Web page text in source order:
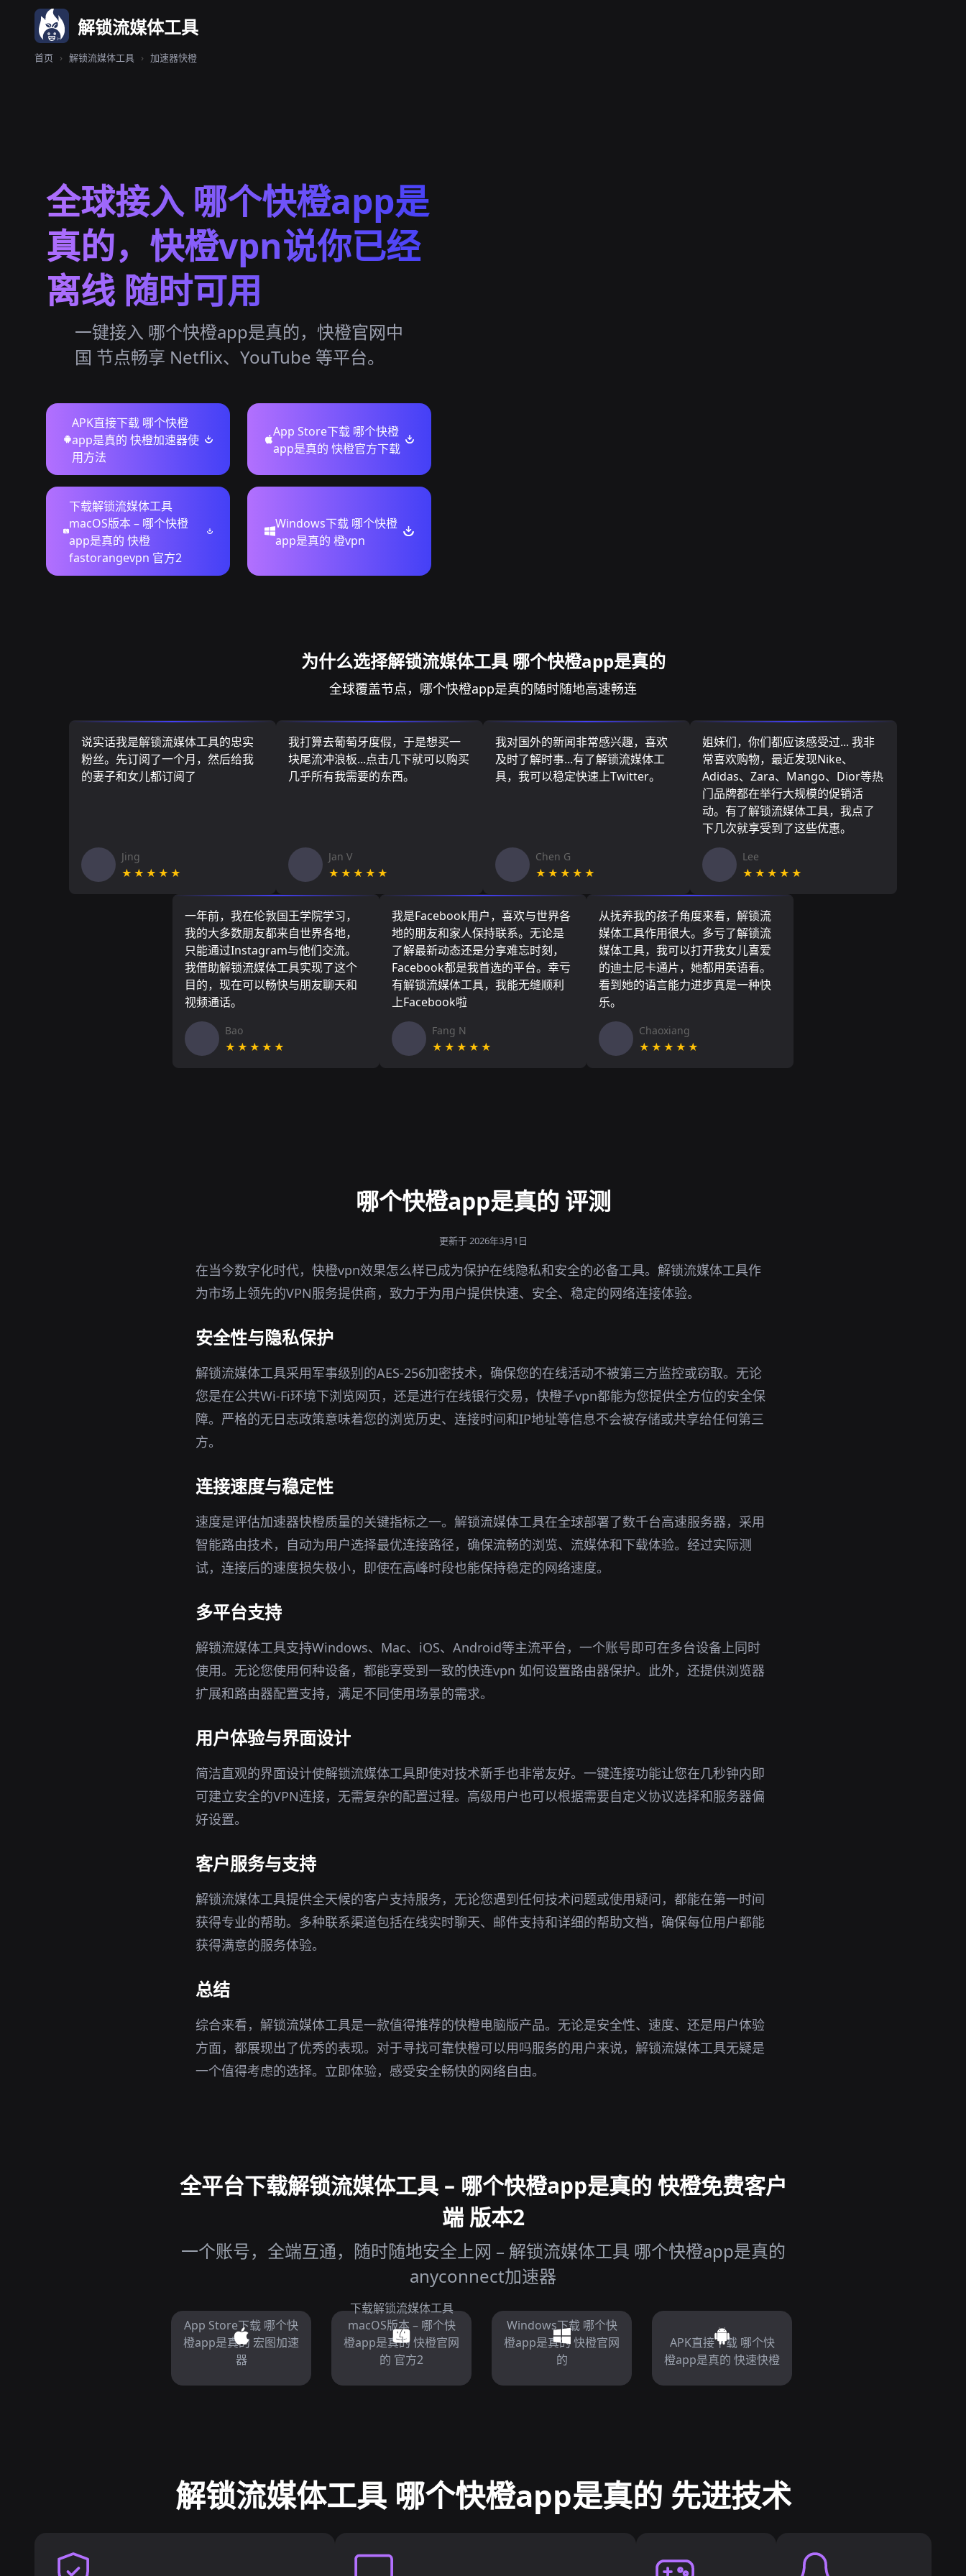
解锁流媒体工具
首页 › 解锁流媒体工具 › 加速器快橙
全球接入 哪个快橙app是
真的，快橙vpn说你已经
离线 随时可用
一键接入 哪个快橙app是真的，快橙官网中
国 节点畅享 Netflix、YouTube 等平台。
APK直接下载 哪个快橙
app是真的 快橙加速器使
用方法
App Store下载 哪个快橙
app是真的 快橙官方下载
下载解锁流媒体工具
macOS版本 – 哪个快橙
app是真的 快橙
fastorangevpn 官方2
Windows下载 哪个快橙
app是真的 橙vpn
为什么选择解锁流媒体工具 哪个快橙app是真的
全球覆盖节点，哪个快橙app是真的随时随地高速畅连
说实话我是解锁流媒体工具的忠实
粉丝。先订阅了一个月，然后给我
的妻子和女儿都订阅了
Jing
★★★★★
我打算去葡萄牙度假，于是想买一
块尾流冲浪板...点击几下就可以购买
几乎所有我需要的东西。
Jan V
★★★★★
我对国外的新闻非常感兴趣，喜欢
及时了解时事...有了解锁流媒体工
具，我可以稳定快速上Twitter。
Chen G
★★★★★
姐妹们，你们都应该感受过... 我非
常喜欢购物，最近发现Nike、
Adidas、Zara、Mango、Dior等热
门品牌都在举行大规模的促销活
动。有了解锁流媒体工具，我点了
下几次就享受到了这些优惠。
Lee
★★★★★
一年前，我在伦敦国王学院学习，
我的大多数朋友都来自世界各地，
只能通过Instagram与他们交流。
我借助解锁流媒体工具实现了这个
目的，现在可以畅快与朋友聊天和
视频通话。
Bao
★★★★★
我是Facebook用户，喜欢与世界各
地的朋友和家人保持联系。无论是
了解最新动态还是分享难忘时刻，
Facebook都是我首选的平台。幸亏
有解锁流媒体工具，我能无缝顺利
上Facebook啦
Fang N
★★★★★
从抚养我的孩子角度来看，解锁流
媒体工具作用很大。多亏了解锁流
媒体工具，我可以打开我女儿喜爱
的迪士尼卡通片，她都用英语看。
看到她的语言能力进步真是一种快
乐。
Chaoxiang
★★★★★
哪个快橙app是真的 评测
更新于 2026年3月1日
在当今数字化时代，快橙vpn效果怎么样已成为保护在线隐私和安全的必备工具。解锁流媒体工具作
为市场上领先的VPN服务提供商，致力于为用户提供快速、安全、稳定的网络连接体验。
安全性与隐私保护
解锁流媒体工具采用军事级别的AES-256加密技术，确保您的在线活动不被第三方监控或窃取。无论
您是在公共Wi-Fi环境下浏览网页，还是进行在线银行交易，快橙子vpn都能为您提供全方位的安全保
障。严格的无日志政策意味着您的浏览历史、连接时间和IP地址等信息不会被存储或共享给任何第三
方。
连接速度与稳定性
速度是评估加速器快橙质量的关键指标之一。解锁流媒体工具在全球部署了数千台高速服务器，采用
智能路由技术，自动为用户选择最优连接路径，确保流畅的浏览、流媒体和下载体验。经过实际测
试，连接后的速度损失极小，即使在高峰时段也能保持稳定的网络速度。
多平台支持
解锁流媒体工具支持Windows、Mac、iOS、Android等主流平台，一个账号即可在多台设备上同时
使用。无论您使用何种设备，都能享受到一致的快连vpn 如何设置路由器保护。此外，还提供浏览器
扩展和路由器配置支持，满足不同使用场景的需求。
用户体验与界面设计
简洁直观的界面设计使解锁流媒体工具即使对技术新手也非常友好。一键连接功能让您在几秒钟内即
可建立安全的VPN连接，无需复杂的配置过程。高级用户也可以根据需要自定义协议选择和服务器偏
好设置。
客户服务与支持
解锁流媒体工具提供全天候的客户支持服务，无论您遇到任何技术问题或使用疑问，都能在第一时间
获得专业的帮助。多种联系渠道包括在线实时聊天、邮件支持和详细的帮助文档，确保每位用户都能
获得满意的服务体验。
总结
综合来看，解锁流媒体工具是一款值得推荐的快橙电脑版产品。无论是安全性、速度、还是用户体验
方面，都展现出了优秀的表现。对于寻找可靠快橙可以用吗服务的用户来说，解锁流媒体工具无疑是
一个值得考虑的选择。立即体验，感受安全畅快的网络自由。
全平台下载解锁流媒体工具 – 哪个快橙app是真的 快橙免费客户
端 版本2
一个账号，全端互通，随时随地安全上网 – 解锁流媒体工具 哪个快橙app是真的
anyconnect加速器
App Store下载 哪个快
橙app是真的 宏图加速
器
下载解锁流媒体工具
macOS版本 – 哪个快
橙app是真的 快橙官网
的 官方2
Windows下载 哪个快
橙app是真的 快橙官网
的
APK直接下载 哪个快
橙app是真的 快速快橙
解锁流媒体工具 哪个快橙app是真的 先进技术